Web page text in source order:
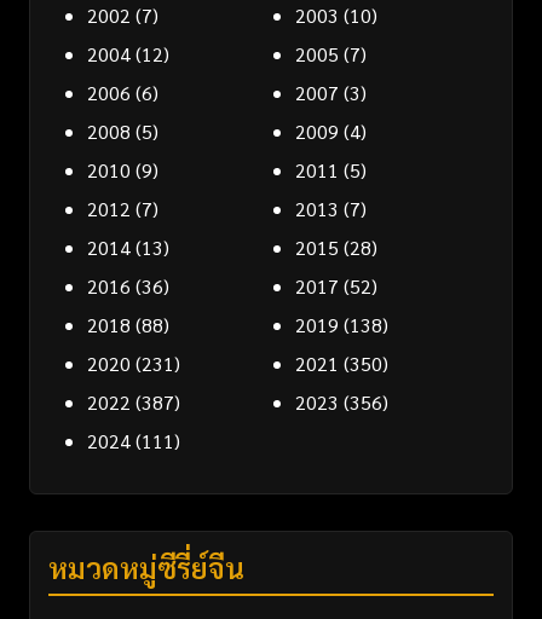
2002 (7) 2003 (10)
2004(12) 2005 (7)
2006 (6) 2007 (3)
2008 (5) 2009 (4)
2010 (9) 2011 (5)
2012 (7) 2013 (7)
2014(13) 2015 (28)
2016 (36) 2017 (52)
2018 (88) 2019 (138)
2020 (231) 2021 (350)
2022 (387) 2023 (356)
2024(111)
หมวดหมู่ซีรี่ย์จีน